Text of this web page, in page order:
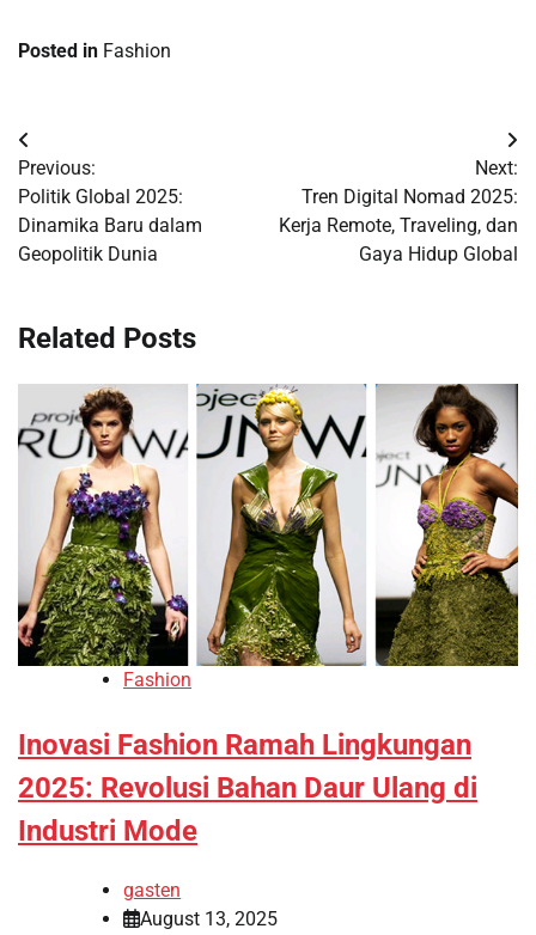
Posted in Fashion
Post
navigation
Previous:
Politik Global 2025:
Dinamika Baru dalam
Geopolitik Dunia
Next:
Tren Digital Nomad 2025:
Kerja Remote, Traveling, dan
Gaya Hidup Global
Related Posts
Fashion
Inovasi Fashion Ramah Lingkungan
2025: Revolusi Bahan Daur Ulang di
Industri Mode
gasten
August 13, 2025